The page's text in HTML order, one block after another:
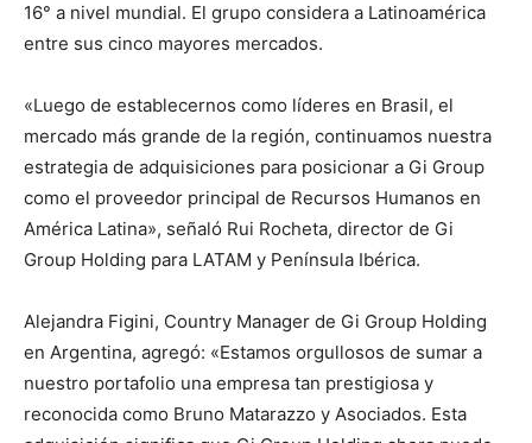
16° a nivel mundial. El grupo considera a Latinoamérica
entre sus cinco mayores mercados.
«Luego de establecernos como líderes en Brasil, el
mercado más grande de la región, continuamos nuestra
estrategia de adquisiciones para posicionar a Gi Group
como el proveedor principal de Recursos Humanos en
América Latina», señaló Rui Rocheta, director de Gi
Group Holding para LATAM y Península Ibérica.
Alejandra Figini, Country Manager de Gi Group Holding
en Argentina, agregó: «Estamos orgullosos de sumar a
nuestro portafolio una empresa tan prestigiosa y
reconocida como Bruno Matarazzo y Asociados. Esta